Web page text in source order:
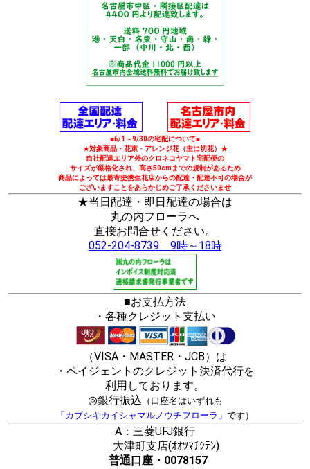
■6/1～9/30の宅配について■
★対象商品・花束・アレンジ花（主に切花）★
自社配達エリア外のクロネコヤマト宅配便の
サイズが厳格化され、高さ50cmまでの規制があるため
商品によっては最寄提携生花店からの配達・配達不可の場合が
ございますことをあらかじめご了承くださいませ
★当日配達・即日配達の場合は
丸の内フローラへ
直接お問合せください。
052-204-8739 9時～18時
■お支払方法
・各種クレジット支払い
（VISA・MASTER・JCB）は
・ペイジェントのクレジット決済代行を
利用しております。
◎銀行振込 （口座名はいずれも
「カブシキカイシャマルノウチフローラ」 です）
A：三菱UFJ銀行
大津町支店(ｵｵﾂﾏﾁｼﾃﾝ)
普通口座・0078157